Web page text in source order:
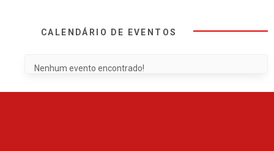
CALENDÁRIO DE EVENTOS
Nenhum evento encontrado!